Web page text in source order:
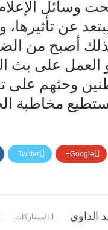
وسائل
عن تأثيرها،
لذلك أصبح من
و العمل على بث
وحثهم على
مخاطبة
Twitter Google+
الداوي 1 المشاركات